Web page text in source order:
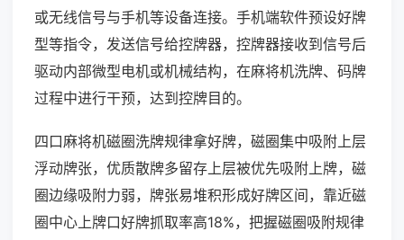
或无线信号与手机等设备连接。手机端软件预设好牌
型等指令，发送信号给控牌器，控牌器接收到信号后
驱动内部微型电机或机械结构，在麻将机洗牌、码牌
过程中进行干预，达到控牌目的。
四口麻将机磁圈洗牌规律拿好牌，磁圈集中吸附上层
浮动牌张，优质散牌多留存上层被优先吸附上牌，磁
圈边缘吸附力弱，牌张易堆积形成好牌区间，靠近磁
圈中心上牌口好牌抓取率高18%，把握磁圈吸附规律